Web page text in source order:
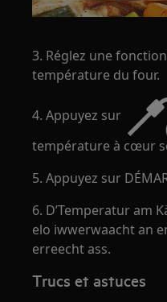
3. Réglez une
température du four.
4. Appuyez sur
température à cœur
5. Appuyez sur
6. D’Temperatur am
elo iwwerwaacht an
erreecht ass.
Trucs et astuces